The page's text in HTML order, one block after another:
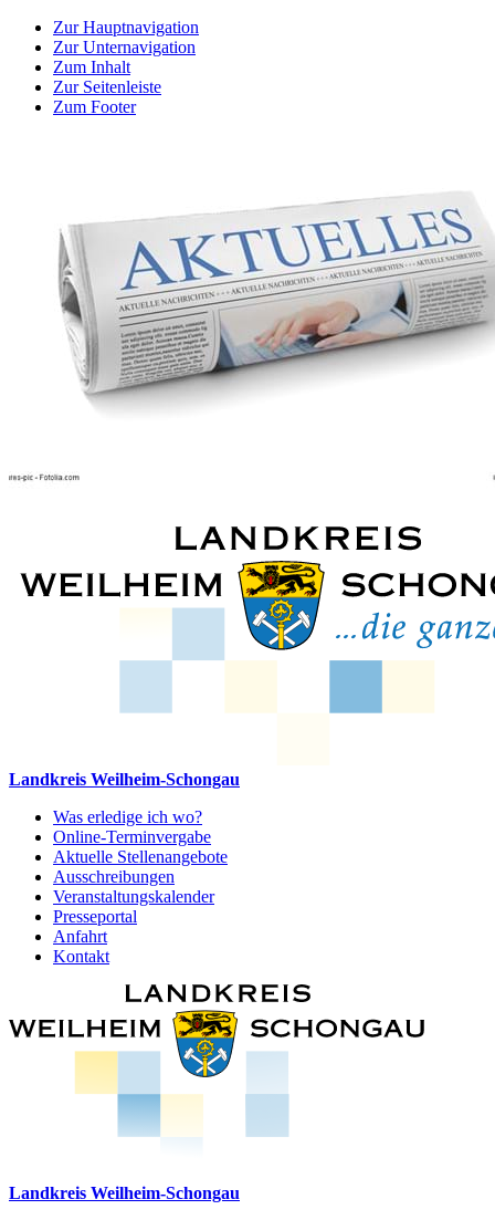
Zur Hauptnavigation
Zur Unternavigation
Zum Inhalt
Zur Seitenleiste
Zum Footer
Landkreis Weilheim-Schongau
Was erledige ich wo?
Online-Terminvergabe
Aktuelle Stellenangebote
Ausschreibungen
Veranstaltungskalender
Presseportal
Anfahrt
Kontakt
Landkreis Weilheim-Schongau